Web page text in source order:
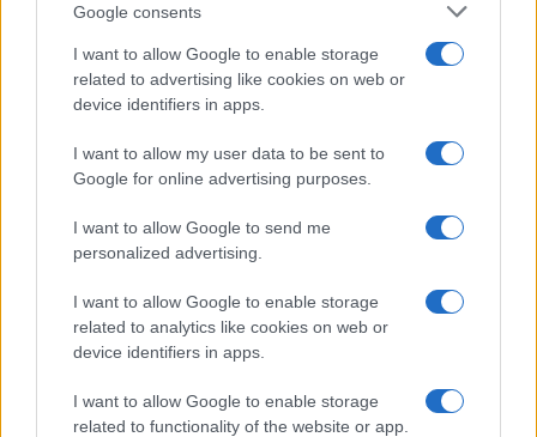
Google consents
I want to allow Google to enable storage
related to advertising like cookies on web or
device identifiers in apps.
I want to allow my user data to be sent to
Google for online advertising purposes.
I want to allow Google to send me
personalized advertising.
I want to allow Google to enable storage
related to analytics like cookies on web or
device identifiers in apps.
I want to allow Google to enable storage
related to functionality of the website or app.
El petróleo Brent cae un 8.46% y arrastra a las materias
Lucía Herrera · 5 Ago 2026